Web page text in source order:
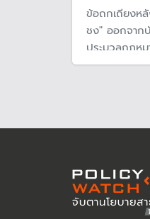
ข้อถกเถียงห
ชง" ออกจาก
ประมวลกฎหมายยาเสพ
ไม่มีความชัดเ